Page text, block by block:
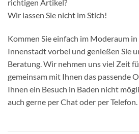
richtigen Artikel?
Wir lassen Sie nicht im Stich!
Kommen Sie einfach im Moderaum
Innenstadt vorbei und genießen Sie
Beratung. Wir nehmen uns viel Zeit
gemeinsam mit Ihnen das passende
Ihnen ein Besuch in Baden nicht
auch gerne per Chat oder per Telefon.